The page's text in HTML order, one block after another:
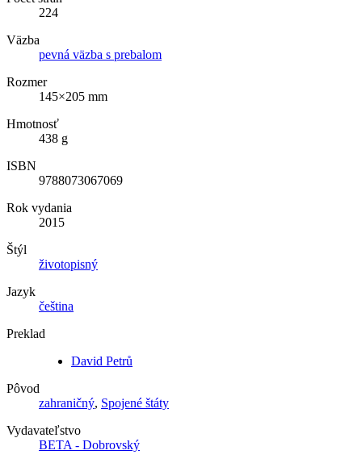
224
Väzba
pevná väzba s prebalom
Rozmer
145×205 mm
Hmotnosť
438 g
ISBN
9788073067069
Rok vydania
2015
Štýl
životopisný
Jazyk
čeština
Preklad
David Petrů
Pôvod
zahraničný, Spojené štáty
Vydavateľstvo
BETA - Dobrovský